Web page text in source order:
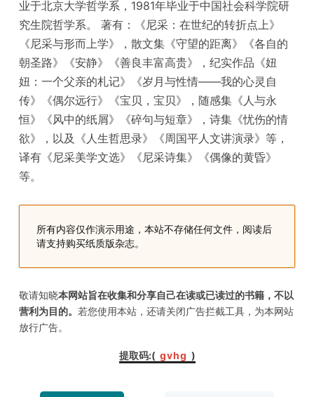
业于北京大学哲学系，1981年毕业于中国社会科学院研
究生院哲学系。 著有：《尼采：在世纪的转折点上》
《尼采与形而上学》，散文集《守望的距离》《各自的
朝圣路》《安静》《善良丰富高贵》，纪实作品《妞
妞：一个父亲的札记》《岁月与性情——我的心灵自
传》《偶尔远行》《宝贝，宝贝》，随感集《人与永
恒》《风中的纸屑》《碎句与短章》，诗集《忧伤的情
欲》，以及《人生哲思录》《周国平人文讲演录》等，
译有《尼采美学文选》《尼采诗集》《偶像的黄昏》
等。
所有内容仅作演示用途，本站不存储任何文件，阅读后
请支持购买纸质版杂志。
敬请知晓本网站旨在收集和分享自己在读或已读过的书籍，不以
营利为目的。若您使用本站，还请关闭广告拦截工具，为本网站
放行广告。
提取码:( gvhg )